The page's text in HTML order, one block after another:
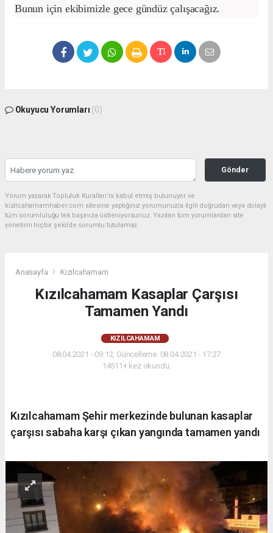
Bunun için ekibimizle gece gündüz çalışacağız.
Okuyucu Yorumları (0)
Gönder
Yorum yazarak Topluluk Kuralları’nı kabul etmiş bulunuyor ve
kizilcahamamhaber.com sitesine yaptığınız yorumunuzla ilgili doğrudan veya dolaylı
tüm sorumluluğu tek başınıza üstleniyorsunuz. Yazılan tüm yorumlardan site
yönetimi hiçbir şekilde sorumlu tutulamaz.
Anasayfa Kızılcahamam
Kızılcahamam Kasaplar Çarşısı
Tamamen Yandı
KIZILCAHAMAM
08.04.2021 - 09:12, Güncelleme: 08.04.2021 - 17:27
14511+ kez okundu.
Kızılcahamam Şehir merkezinde bulunan kasaplar
çarşısı sabaha karşı çıkan yangında tamamen yandı